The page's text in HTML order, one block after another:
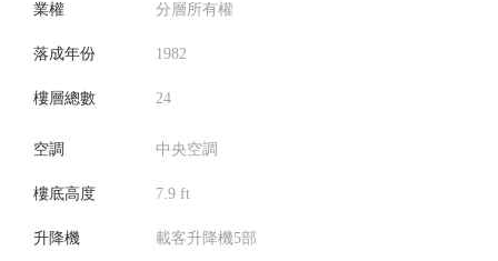
業權 分層所有權
落成年份 1982
樓層總數 24
空調 中央空調
樓底高度 7.9 ft
升降機 載客升降機5部